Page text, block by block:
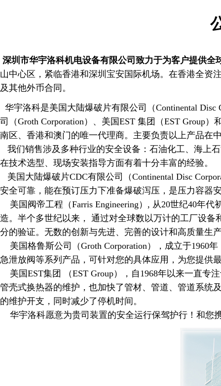
深圳市华宇洛科机电设备有限公司致力于为客户提供
山中心区，紧临香港和深圳宝安国际机场。在香港全资
及其他外币合同。
华宇洛科是美国大陆爆破片有限公司（Continental
司（Groth Corporation）、美国EST 集团（EST Group
南区、香港和澳门的唯一代理商。主要负责以上产品在
我们销售涉及多种行业的安全设备：石油化工、海上
在技术选型、现场安装指导方面有着十分丰富的经验。
美国大陆爆破片CDC有限公司（Continental Disc
安全可靠，能在预订压力下准备爆破泻压，是压力容器
美国阀帝工程（Farris Engineering）, 从20世纪40年
造。半个多世纪以来， 通过对全球数以万计的工厂设
分的验证。无数的创新与先进、完善的设计和高质量生
美国格鲁斯公司（Groth Corporation），成立于1960
急泄放阀等系列产品，可针对您的具体应用，为您提供
美国EST集团 （EST Group），自1968年以来一直专
管壳式换热器的维护，也加快了管材、管道、管道系统
的维护开支，同时减少了停机时间。
华宇洛科愿意为贵司装置的安全运行保驾护行！和您